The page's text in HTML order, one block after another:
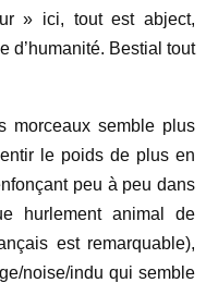
» ici, tout est abject,
d’humanité. Bestial tout
semble plus
le poids de plus en
peu à peu dans
hurlement animal de
est remarquable),
noise/indu qui semble